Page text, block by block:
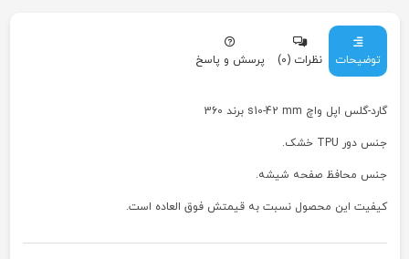
توضیحات نظرات (0) پرسش و پاسخ
گارد-گلس اپل واچ s10-42 mm برند 360
جنس دور TPU خشک.
جنس محافظ صفحه شیشه.
کیفیت این محصول نسبت به قیمتش فوق العاده است.